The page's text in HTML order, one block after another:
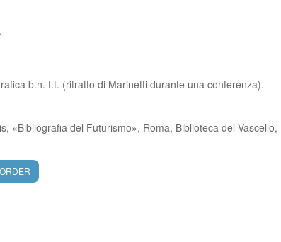
b.n. f.t. (ritratto di Marinetti durante una conferenza).
«Bibliografia del Futurismo», Roma, Biblioteca del Vascello,